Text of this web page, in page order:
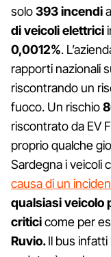
solo393 incendi
di veicoli elettrici
0,0012%.
rapporti nazionali
riscontrando un
fuoco. Un rischio
riscontrato da EV
proprio qualche
Sardegna i veicoli
causa di un
qualsiasi veicolo
criticicome per
Ruvio.Il bus